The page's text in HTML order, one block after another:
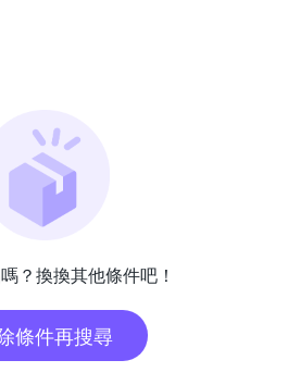
？換換其他條件吧！
條件再搜尋